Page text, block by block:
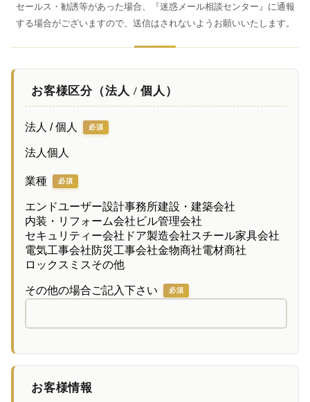
セールス・勧誘等があった場合、『迷惑メール相談センター』に通報
する場合がございますので、送信はされないようお願いいたします。
お客様区分（法人 / 個人）
法人 / 個人 必須
法人個人
業種 必須
エンドユーザー設計事務所建設・建築会社
内装・リフォーム会社 ビル管理会社
セキュリティー会社 ドア製造会社スチール家具会社
電気工事会社防災工事会社金物商社電材商社
ロックスミスその他
その他の場合ご記入下さい 必須
お客様情報